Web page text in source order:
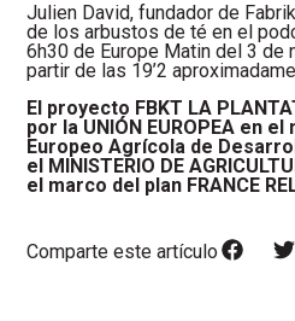
Julien David, fundador de
de los arbustos de té en el
6h30 de Europe Matin del 3 de
partir de las 19’2
El proyecto FBKT LA
por la UNIÓN EUROPEA en
Europeo Agrícola de
el MINISTERIO DE
el marco del plan FRANCE
Comparte este artículo